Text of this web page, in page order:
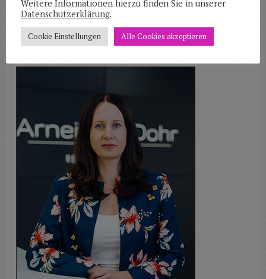
Abwicklung von zahlreichen Bauträgerprojekten
Erbrecht
Mag. Eva Dohr
Weitere Informationen hierzu finden Sie in unserer
Datenschutzerklärung.
Cookie Einstellungen Alle Cookies akzeptieren